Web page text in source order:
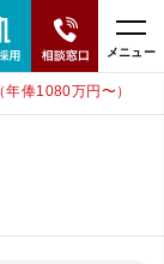
メニュー
俸1080万円〜）